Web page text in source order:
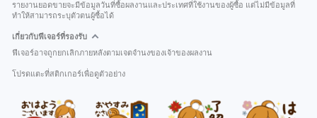
รายงานยอดขายจะมีข้อมูลวันที่ซื้อผลงานและประเทศที่ใช้งานของผู้ซื้อ แต่ไม่มีข้อมูลที่
ทำให้สามารถระบุตัวตนผู้ซื้อได้
เกี่ยวกับฟีเจอร์ที่รองรับ
ฟีเจอร์อาจถูกยกเลิกภายหลังตามเจตจำนงของเจ้าของผลงาน
โปรดแตะที่สติกเกอร์เพื่อดูตัวอย่าง